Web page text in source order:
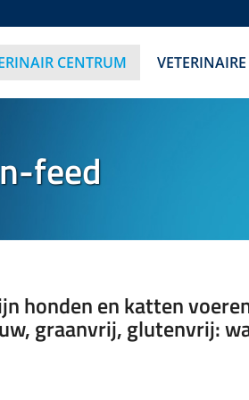
CENTRUM
feed
honden en katten
graanvrij, glutenvrij: